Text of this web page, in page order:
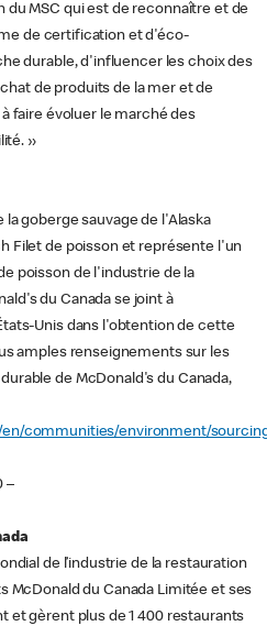
du MSC qui est de reconnaître et de
de certification et d'éco-
durable, d'influencer les choix des
de produits de la mer et de
faire évoluer le marché des
»
goberge sauvage de l'Alaska
Filet de poisson et représente l'un
poisson de l'industrie de la
du Canada se joint à
Unis dans l'obtention de cette
amples renseignements sur les
de McDonald's du Canada,
communities/environment/
de l’industrie de la restauration
McDonald du Canada Limitée et ses
et gèrent plus de 1 400 restaurants